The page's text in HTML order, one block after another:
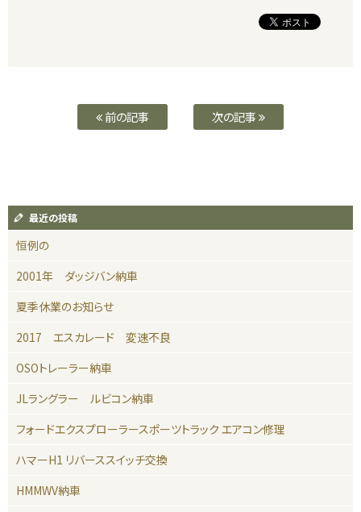
前の記事 次の記事
最近の投稿
恒例の
2001年 ダッジバン納車
夏季休業のお知らせ
2017 エスカレード 変速不良
OSOトレーラー納車
JLラングラー ルビコン納車
フォードエクスプローラースポーツトラック エアコン修理
ハマーH1 リバーススイッチ交換
HMMWV納車